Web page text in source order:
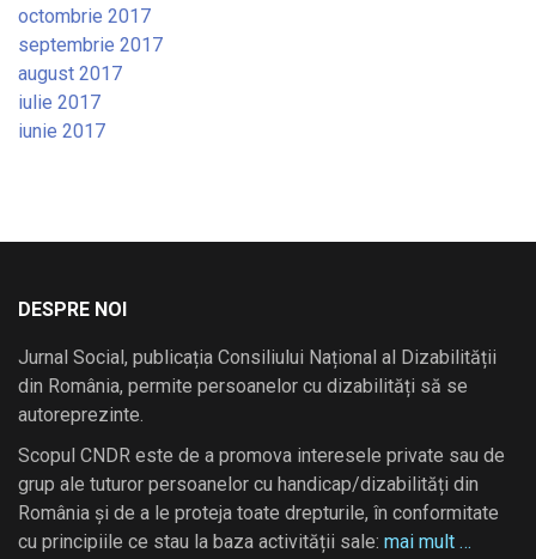
octombrie 2017
septembrie 2017
august 2017
iulie 2017
iunie 2017
DESPRE NOI
Jurnal Social, publicația Consiliului Național al Dizabilității
din România, permite persoanelor cu dizabilități să se
autoreprezinte.
Scopul CNDR este de a promova interesele private sau de
grup ale tuturor persoanelor cu handicap/dizabilități din
România și de a le proteja toate drepturile, în conformitate
cu principiile ce stau la baza activității sale: mai mult …